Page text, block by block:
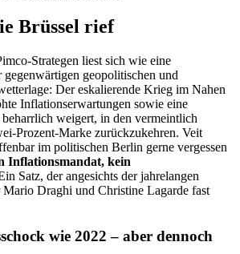
Brüssel rief
Strategen liest sich wie eine
gegenwärtigen geopolitischen und
Der eskalierende Krieg im Nahen
Inflationserwartungen sowie eine
weigert, in den vermeintlich
Prozent-Marke zurückzukehren. Veit
im politischen Berlin gerne vergessen
Inflationsmandat, kein
Satz, der angesichts der jahrelangen
Draghi und Christine Lagarde fast
wie 2022 – aber dennoch